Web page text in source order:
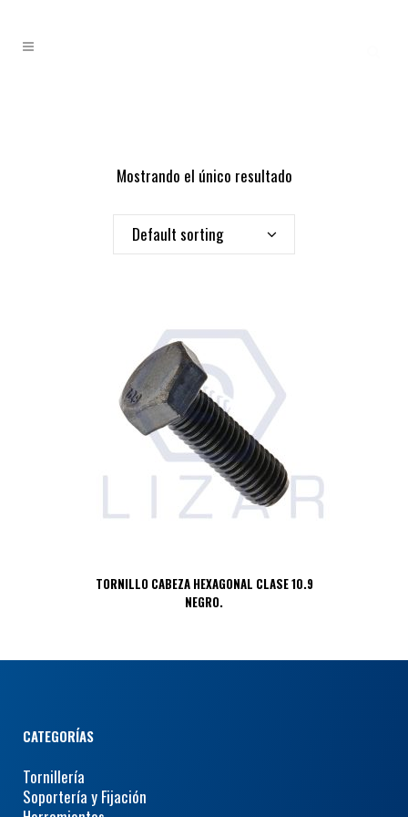
Mostrando el único resultado
Default sorting
TORNILLO CABEZA HEXAGONAL CLASE 10.9
NEGRO.
CATEGORÍAS
Tornillería
Soportería y Fijación